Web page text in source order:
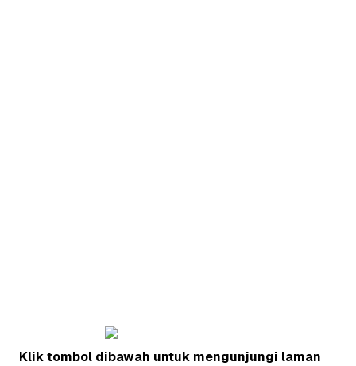
Klik tombol dibawah untuk mengunjungi laman